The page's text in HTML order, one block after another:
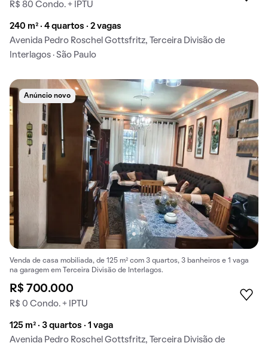
R$ 80 Condo. + IPTU
240 m² · 4 quartos · 2 vagas
Avenida Pedro Roschel Gottsfritz, Terceira Divisão de
Interlagos · São Paulo
Anúncio novo
Venda de casa mobiliada, de 125 m² com 3 quartos, 3 banheiros e 1 vaga
na garagem em Terceira Divisão de Interlagos.
R$ 700.000
R$ 0 Condo. + IPTU
125 m² · 3 quartos · 1 vaga
Avenida Pedro Roschel Gottsfritz, Terceira Divisão de